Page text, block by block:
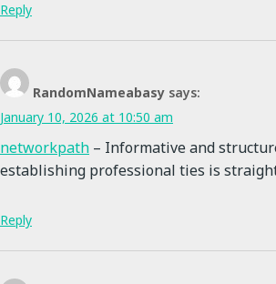
Reply
RandomNameabasy says:
January 10, 2026 at 10:50 am
networkpath – Informative and
establishing professional ties is
Reply